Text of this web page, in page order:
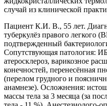
случай из клинической
Пациент К.И. В., 55 лет.
туберкулёз правого легкого
подтвержденный
Сопутствующая патология:
атеросклероз, варикозное
конечностей, перенесённая
(перелом грудного и
анамнезе). Осложнения:
массы тела за 3 месяца (за